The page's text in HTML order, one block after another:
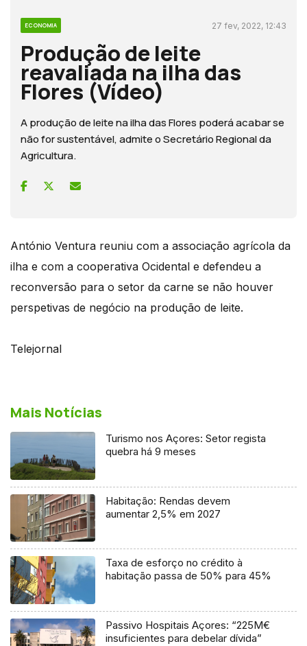
ECONOMIA 27 fev, 2022, 12:43
Produção de leite
reavaliada na ilha das
Flores (Vídeo)
A produção de leite na ilha das Flores poderá acabar se
não for sustentável, admite o Secretário Regional da
Agricultura.
António Ventura reuniu com a associação agrícola da
ilha e com a cooperativa Ocidental e defendeu a
reconversão para o setor da carne se não houver
perspetivas de negócio na produção de leite.
Telejornal
Mais Notícias
Turismo nos Açores: Setor regista
quebra há 9 meses
Habitação: Rendas devem
aumentar 2,5% em 2027
Taxa de esforço no crédito à
habitação passa de 50% para 45%
Passivo Hospitais Açores: “225M€
insuficientes para debelar dívida”